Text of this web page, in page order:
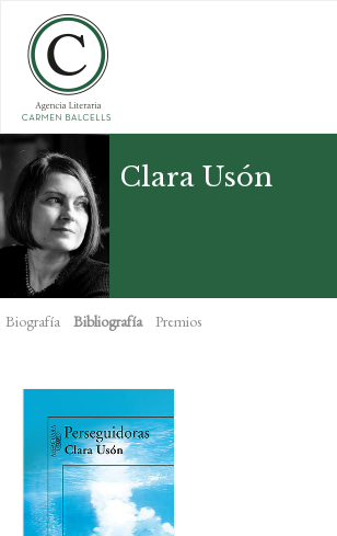
main
content
Clara Usón
Biografía Bibliografía Premios